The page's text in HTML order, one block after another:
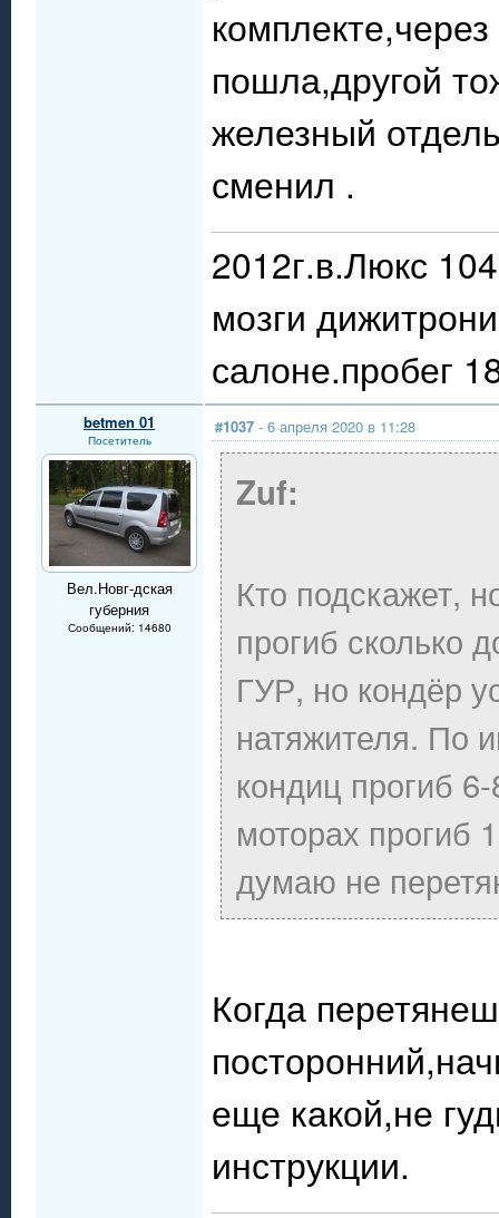
пошла,другой
железный
сменил .
2012г.в.Люкс
мозги
салоне.пробег
betmen 01
Посетитель
Вел.Новг-дская
губерния
Сообщений: 14680
#1037 - 6 апреля 2020 в 11:28
Zuf:
Кто подскажет,
прогиб сколько
ГУР, но кондёр
натяжителя. По
кондиц прогиб
моторах прогиб
думаю не
Когда
еще какой,не
инструкции.